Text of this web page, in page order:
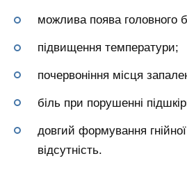
можлива поява головного
підвищення температури;
почервоніння місця
біль при порушенні
довгий формування
відсутність.